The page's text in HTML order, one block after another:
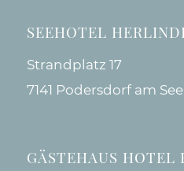
SEEHOTEL
Strandplatz 17
7141 Podersdorf am See
GÄSTEHAUS HOTEL